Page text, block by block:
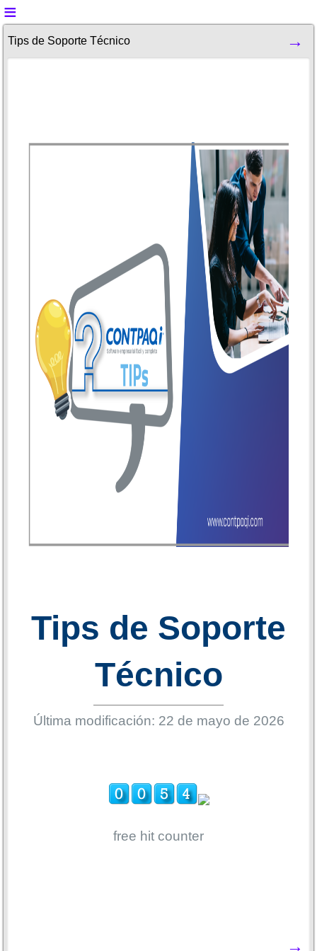
Tips de Soporte Técnico
Tips de Soporte
Técnico
Última modificación: 22 de mayo de 2026
free hit counter